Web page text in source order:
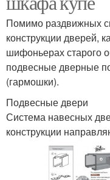
Помимо раздвижных
конструкции дверей,
шифоньерах старого
подвесные дверные
(гармошки).
Подвесные двери
Система навесных
конструкции